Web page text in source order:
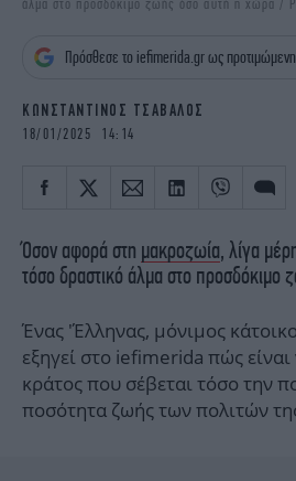
iBOOKS
OSCARS
NEWSLETTER
άλμα στο προσδόκιμο ζωής όσο αυτή η χώρα /
Πρόσθεσε το iefimerida.gr ως
ΚΩΝΣΤΑΝΤΙΝΟΣ ΤΣΑΒΑΛΟΣ
18/01/2025 14:14
Όσον αφορά στη μακροζωία, λίγα
τόσο δραστικό άλμα στο
Ένας 'Έλληνας, μόνιμος
εξηγεί στο iefimerida πώς είναι
κράτος που σέβεται τόσο την
ποσότητα ζωής των πολιτών